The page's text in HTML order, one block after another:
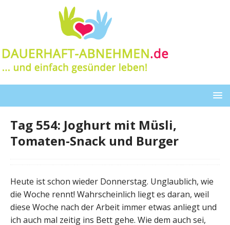
Tag 554: Joghurt mit Müsli,
Tomaten-Snack und Burger
Heute ist schon wieder Donnerstag. Unglaublich, wie
die Woche rennt! Wahrscheinlich liegt es daran, weil
diese Woche nach der Arbeit immer etwas anliegt und
ich auch mal zeitig ins Bett gehe. Wie dem auch sei,